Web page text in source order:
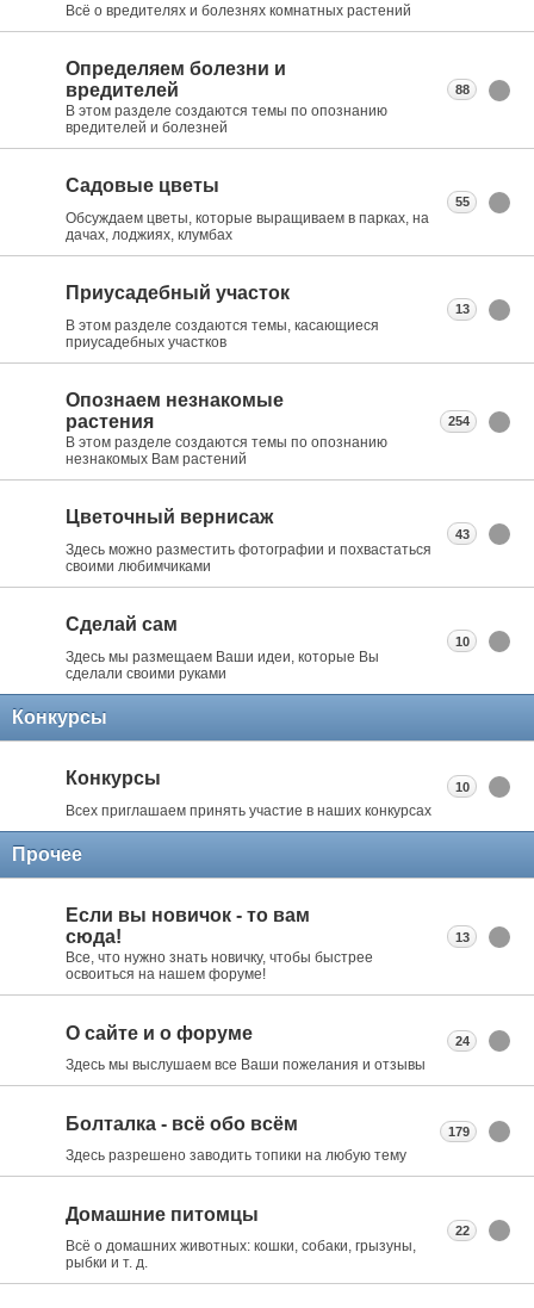
Всё о вредителях и болезнях комнатных растений
Определяем болезни и
вредителей
В этом разделе создаются темы по опознанию
вредителей и болезней
88
Садовые цветы
Обсуждаем цветы, которые выращиваем в парках, на
дачах, лоджиях, клумбах
55
Приусадебный участок
В этом разделе создаются темы, касающиеся
приусадебных участков
13
Опознаем незнакомые
растения
В этом разделе создаются темы по опознанию
незнакомых Вам растений
254
Цветочный вернисаж
Здесь можно разместить фотографии и похвастаться
своими любимчиками
43
Сделай сам
Здесь мы размещаем Ваши идеи, которые Вы
сделали своими руками
10
Конкурсы
Конкурсы
Всех приглашаем принять участие в наших конкурсах
10
Прочее
Если вы новичок - то вам
сюда!
Все, что нужно знать новичку, чтобы быстрее
освоиться на нашем форуме!
13
О сайте и о форуме
Здесь мы выслушаем все Ваши пожелания и отзывы
24
Болталка - всё обо всём
Здесь разрешено заводить топики на любую тему
179
Домашние питомцы
Всё о домашних животных: кошки, собаки, грызуны,
рыбки и т. д.
22